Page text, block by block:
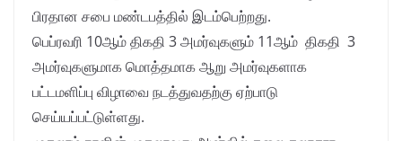
பிரதான சபை மண்டபத்தில் இடம்பெற்றது.
பெப்ரவரி 10ஆம் திகதி 3 அமர்வுகளும் 11ஆம் திகதி 3
அமர்வுகளுமாக மொத்தமாக ஆறு அமர்வுகளாக
பட்டமளிப்பு விழாவை நடத்துவதற்கு ஏற்பாடு
செய்யப்பட்டுள்ளது.